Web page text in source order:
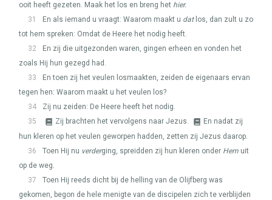
ooit heeft gezeten. Maak het los en breng het hier.
31
En als iemand u vraagt: Waarom maakt u datlos, dan zult u zo
tot hem spreken: Omdat de Heere het nodig heeft.
32
En zij die uitgezonden waren, gingen erheen en vonden het
zoals Hij hun gezegd had.
33
En toen zij het veulen losmaakten, zeiden de eigenaars ervan
tegen hen: Waarom maakt u het veulen los?
34
Zij nu zeiden: De Heere heeft het nodig.
35
Zij brachten het vervolgens naar Jezus.
En nadat zij
hun kleren op het veulen geworpen hadden, zetten zij Jezus daarop.
36
Toen Hij nu verderging, spreidden zij hun kleren onder Hem uit
op de weg.
37
Toen Hij reeds dicht bij de helling van de Olijfberg was
gekomen, begon de hele menigte van de discipelen zich te verblijden